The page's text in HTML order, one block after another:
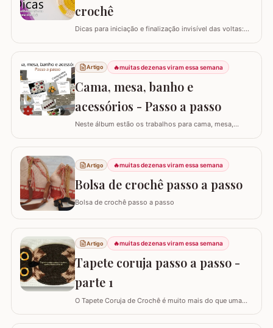
crochê
Dicas para iniciação e finalização invisível das voltas:
garante um acabamento quase imperceptível nas
iniciações e finalizações das voltas, resultando em um
trabalho mais elegante. Variações de pontos com o
falso ponto alto: Experimentar…
Artigo 🔥muitas dezenas viram essa semana
Cama, mesa, banho e
acessórios - Passo a passo
Neste álbum estão os trabalhos para cama, mesa,
clicar nas imagens! Trilhos/caminhos e centro de mesa
Sousplat Puxa-saco e porta-pano de prato Squares para
colcha de cama Outros Álbuns que temos no blog
Artigo 🔥muitas dezenas viram essa semana
Bolsa de crochê passo a passo
Bolsa de crochê passo a passo
Artigo 🔥muitas dezenas viram essa semana
Tapete coruja passo a passo -
parte 1
O Tapete Coruja de Crochê é muito mais do que uma
sabedoria com a delicadeza do feito à mão. Embora a